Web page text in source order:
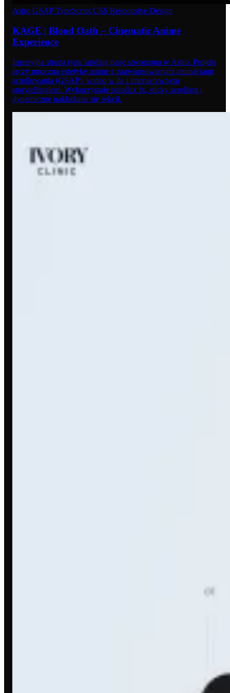
Astro GSAPTypeScript CSS Responsive Design
KAGE | Blood Oath – Cinematic Anime
Experience
Imersyjna strona typu landing page stworzona w Astro. Projekt
łączy mroczną estetykę anime z zaawansowanymi animacjami
scrollowania (GSAP), wideo w tle i interaktywnym
storytellingiem. Wykorzystuje parallax fx, sticky scrolling i
dynamiczne nakładanie się sekcji.